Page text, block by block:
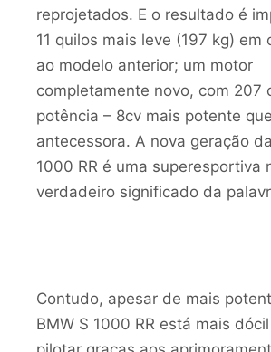
reprojetados. E o resultado é
11 quilos mais leve (197 kg) em
ao modelo anterior; um motor
completamente novo, com 207
potência – 8cv mais potente
antecessora. A nova geração
1000 RR é uma superesportiva
verdadeiro significado da
Contudo, apesar de mais
BMW S 1000 RR está mais